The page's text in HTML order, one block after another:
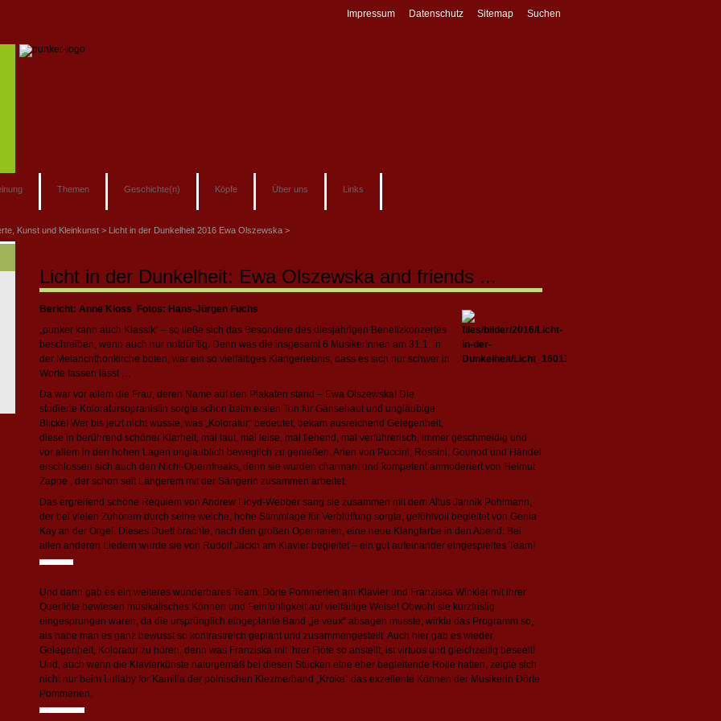
Themen Geschichte(n) Köpfe Über uns Links
Kunst und Kleinkunst Licht in der Dunkelheit 2016 Ewa Olszewska
Impressum Datenschutz Sitemap Suchen
Licht in der Dunkelheit: Ewa Olszewska and friends ...
Bericht: Anne Kloss Fotos: Hans-Jürgen Fuchs
„punker kann auch Klassik“ – so ließe sich das Besondere des diesjährigen Benefizkonzertes
beschreiben, wenn auch nur notdürftig. Denn was die insgesamt 6 MusikerInnen am 31.1. in
der Melanchthonkirche boten, war ein so vielfältiges Klangerlebnis, dass es sich nur schwer in
Worte fassen lässt …
Da war vor allem die Frau, deren Name auf den Plakaten stand – Ewa Olszewska! Die
studierte Koloratursopranistin sorgte schon beim ersten Ton für Gänsehaut und ungläubige
Blicke! Wer bis jetzt nicht wusste, was „Koloratur“ bedeutet, bekam ausreichend Gelegenheit,
diese in berührend schöner Klarheit, mal laut, mal leise, mal flehend, mal verführerisch, immer geschmeidig und
vor allem in den hohen Lagen unglaublich beweglich zu genießen. Arien von Puccini, Rossini, Gounod und Händel
erschlossen sich auch den Nicht-Opernfreaks, denn sie wurden charmant und kompetent anmoderiert von Helmut
Zappe , der schon seit Längerem mit der Sängerin zusammen arbeitet.
Das ergreifend schöne Requiem von Andrew Lloyd-Webber sang sie zusammen mit dem Altus Jannik Pohlmann,
der bei vielen Zuhörern durch seine weiche, hohe Stimmlage für Verblüffung sorgte, gefühlvoll begleitet von Genia
Kay an der Orgel. Dieses Duett brachte, nach den großen Opernarien, eine neue Klangfarbe in den Abend. Bei
allen anderen Liedern wurde sie von Rudolf Jäckh am Klavier begleitet – ein gut aufeinander eingespieltes Team!
Und dann gab es ein weiteres wunderbares Team: Dörte Pommerien am Klavier und Franziska Winkler mit ihrer
Querflöte bewiesen musikalisches Können und Feinfühligkeit auf vielfältige Weise! Obwohl sie kurzfristig
eingesprungen waren, da die ursprünglich eingeplante Band „je veux“ absagen musste, wirkte das Programm so,
als habe man es ganz bewusst so kontrastreich geplant und zusammengestellt. Auch hier gab es wieder
Gelegenheit, Koloratur zu hören, denn was Franziska mit ihrer Flöte so anstellt, ist virtuos und gleichzeitig beseelt!
Und, auch wenn die Klavierkünste naturgemäß bei diesen Stücken eine eher begleitende Rolle hatten, zeigte sich
nicht nur beim Lullaby for Kamilla der polnischen Klezmerband „Kroke“ das exzellente Können der Musikerin Dörte
Pommerien.